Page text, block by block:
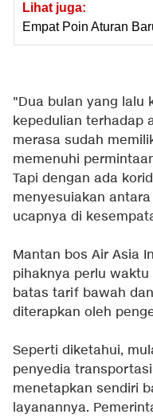
Lihat juga:
Empat Poin Aturan
"Dua bulan yang lalu
kepedulian terhadap
merasa sudah
memenuhi
Tapi dengan ada
menyesuiakan
ucapnya di
Mantan bos Air Asia
pihaknya perlu
batas tarif bawah
diterapkan oleh
Seperti diketahui,
penyedia
menetapkan sendiri
layanannya.